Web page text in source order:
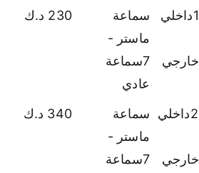
16داخلي
سماعة
ماستر -
7سماعة
عادي
230 د.ك
24داخلي
سماعة
ماستر -
7سماعة
340 د.ك